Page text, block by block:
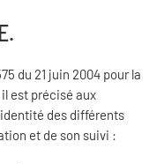
du 21 juin 2004 pour la
est précisé aux
des différents
et de son suivi :